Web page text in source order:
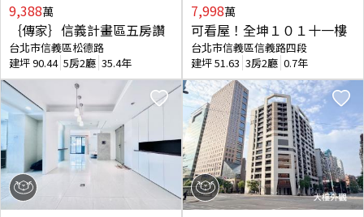
9,388萬
｛傳家｝信義計畫區五房讚
台北市信義區松德路
建坪90.44 5房2廳 35.4年
7,998萬
可看屋！全坤１０１十一樓
台北市信義區信義路四段
建坪51.63 3房2廳 0.7年